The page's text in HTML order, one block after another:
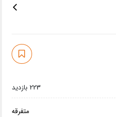
223 بازدید
متفرقه